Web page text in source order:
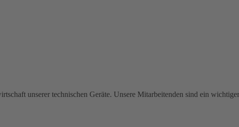
unserer technischen Geräte. Unsere Mitarbeitenden sind ein wichtiger